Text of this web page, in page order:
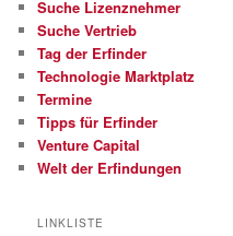
Suche Lizenznehmer
Suche Vertrieb
Tag der Erfinder
Technologie Marktplatz
Termine
Tipps für Erfinder
Venture Capital
Welt der Erfindungen
LINKLISTE